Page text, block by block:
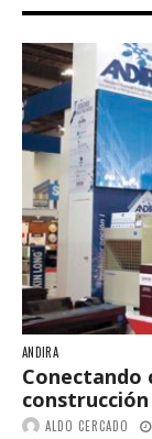
ANDIRA
Conectando
construcción
ALDO CERCADO